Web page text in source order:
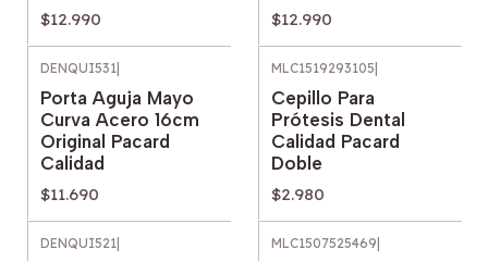
$12.990 $12.990
DENQUI531
Porta Aguja Mayo
Curva Acero 16cm
Original Pacard
Calidad
$11.690
MLC1519293105
Cepillo Para
Prótesis Dental
Calidad Pacard
Doble
$2.980
DENQUI521 MLC1507525469